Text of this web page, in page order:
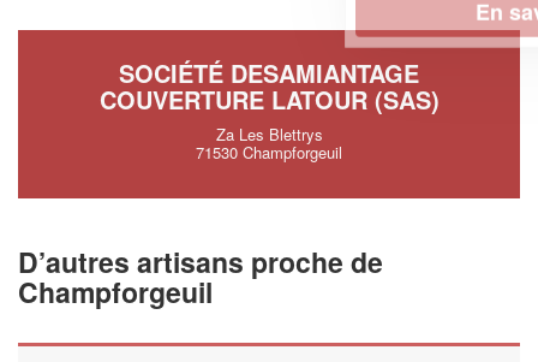
SOCIÉTÉ DESAMIANTAGE
COUVERTURE LATOUR (SAS)
Za Les Blettrys
71530 Champforgeuil
D’autres artisans proche de
Champforgeuil